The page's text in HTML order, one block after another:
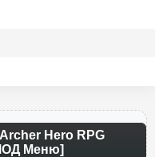
Hero RPG
Меню]